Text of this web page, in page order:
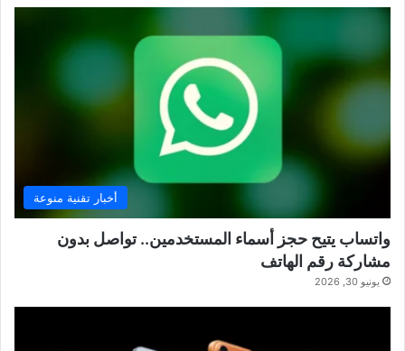
أخبار تقنية منوعة
واتساب يتيح حجز أسماء المستخدمين.. تواصل بدون
مشاركة رقم الهاتف
يونيو 30, 2026